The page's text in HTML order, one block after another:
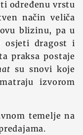
određenu vrstu
način veliča
blizinu, pa u
osjeti dragost i
praksa postaje
su snovi koje
izvorom
temelje na